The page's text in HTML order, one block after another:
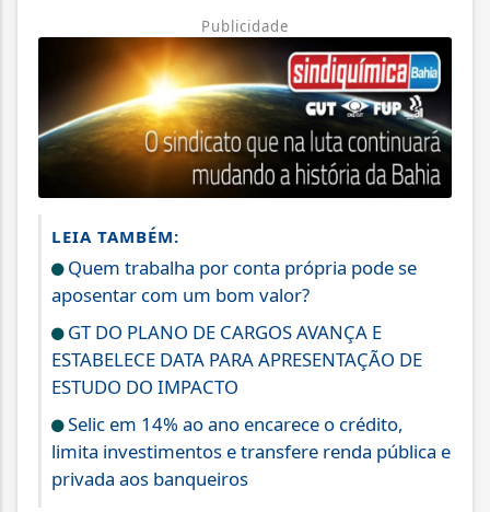
Publicidade
LEIA TAMBÉM:
Quem trabalha por conta própria pode se
aposentar com um bom valor?
GT DO PLANO DE CARGOS AVANÇA E
ESTABELECE DATA PARA APRESENTAÇÃO DE
ESTUDO DO IMPACTO
Selic em 14% ao ano encarece o crédito,
limita investimentos e transfere renda pública e
privada aos banqueiros